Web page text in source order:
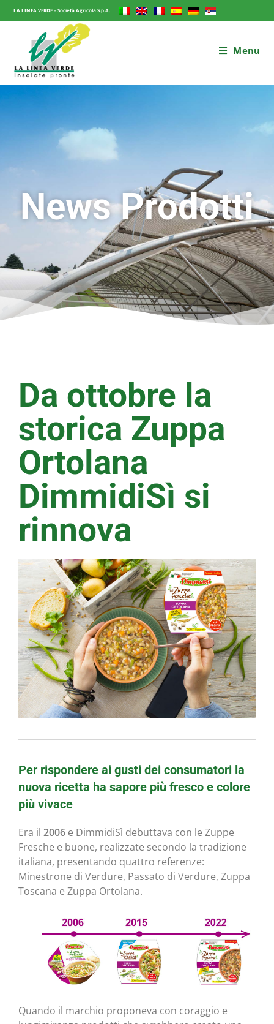
LA LINEA VERDE – Società Agricola S.p.A.
Menu
News Prodotti
Da ottobre la
storica Zuppa
Ortolana
DimmidiSì si
rinnova
Per rispondere ai gusti dei consumatori la
nuova ricetta ha sapore più fresco e colore
più vivace
Era il 2006 e DimmidiSì debuttava con le Zuppe
Fresche e buone, realizzate secondo la tradizione
italiana, presentando quattro referenze:
Minestrone di Verdure, Passato di Verdure, Zuppa
Toscana e Zuppa Ortolana.
Quando il marchio proponeva con coraggio e